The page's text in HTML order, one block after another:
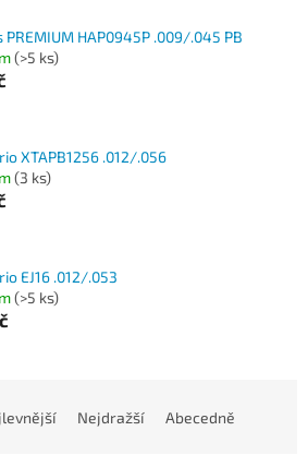
PREMIUM HAP0945P .009/.045 PB
(>5 ks)
XTAPB1256 .012/.056
(3 ks)
EJ16 .012/.053
(>5 ks)
Nejdražší Abecedně